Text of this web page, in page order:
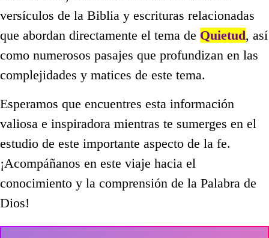
versículos de la Biblia y escrituras relacionadas
que abordan directamente el tema de Quietud, así
como numerosos pasajes que profundizan en las
complejidades y matices de este tema.
Esperamos que encuentres esta información
valiosa e inspiradora mientras te sumerges en el
estudio de este importante aspecto de la fe.
¡Acompáñanos en este viaje hacia el
conocimiento y la comprensión de la Palabra de
Dios!